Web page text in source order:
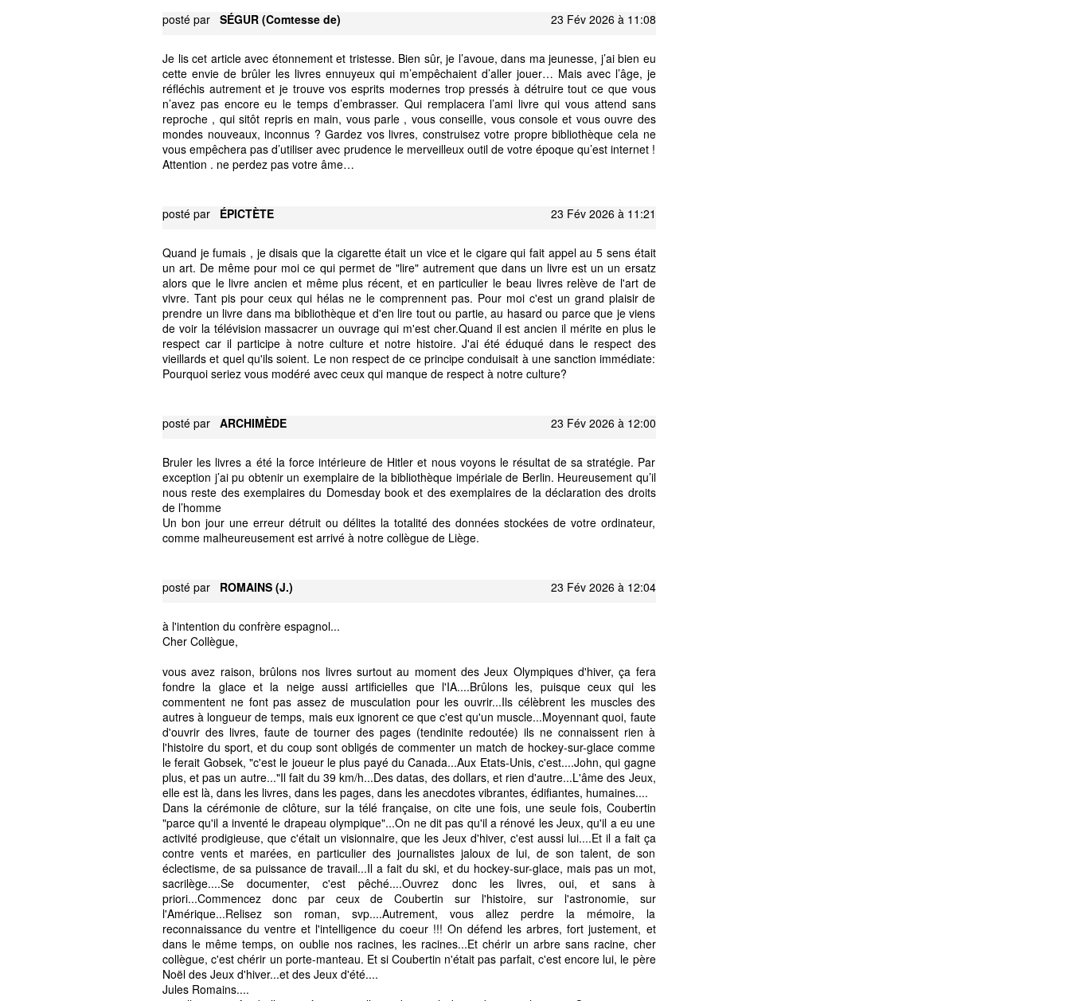
posté par SÉGUR (Comtesse de) 23 Fév 2026 à 11:08
Je lis cet article avec étonnement et tristesse. Bien sûr, je l’avoue, dans ma jeunesse, j’ai bien eu
cette envie de brûler les livres ennuyeux qui m’empêchaient d’aller jouer… Mais avec l’âge, je
réfléchis autrement et je trouve vos esprits modernes trop pressés à détruire tout ce que vous
n’avez pas encore eu le temps d’embrasser. Qui remplacera l’ami livre qui vous attend sans
reproche , qui sitôt repris en main, vous parle , vous conseille, vous console et vous ouvre des
mondes nouveaux, inconnus ? Gardez vos livres, construisez votre propre bibliothèque cela ne
vous empêchera pas d’utiliser avec prudence le merveilleux outil de votre époque qu’est internet !
Attention . ne perdez pas votre âme…
posté par ÉPICTÈTE 23 Fév 2026 à 11:21
Quand je fumais , je disais que la cigarette était un vice et le cigare qui fait appel au 5 sens était
un art. De même pour moi ce qui permet de "lire" autrement que dans un livre est un un ersatz
alors que le livre ancien et même plus récent, et en particulier le beau livres relève de l'art de
vivre. Tant pis pour ceux qui hélas ne le comprennent pas. Pour moi c'est un grand plaisir de
prendre un livre dans ma bibliothèque et d'en lire tout ou partie, au hasard ou parce que je viens
de voir la télévision massacrer un ouvrage qui m'est cher.Quand il est ancien il mérite en plus le
respect car il participe à notre culture et notre histoire. J'ai été éduqué dans le respect des
vieillards et quel qu'ils soient. Le non respect de ce principe conduisait à une sanction immédiate:
Pourquoi seriez vous modéré avec ceux qui manque de respect à notre culture?
posté par ARCHIMÈDE 23 Fév 2026 à 12:00
Bruler les livres a été la force intérieure de Hitler et nous voyons le résultat de sa stratégie. Par
exception j’ai pu obtenir un exemplaire de la bibliothèque impériale de Berlin. Heureusement qu’il
nous reste des exemplaires du Domesday book et des exemplaires de la déclaration des droits
de l’homme
Un bon jour une erreur détruit ou délites la totalité des données stockées de votre ordinateur,
comme malheureusement est arrivé à notre collègue de Liège.
posté par ROMAINS (J.) 23 Fév 2026 à 12:04
à l'intention du confrère espagnol...
Cher Collègue,
vous avez raison, brûlons nos livres surtout au moment des Jeux Olympiques d'hiver, ça fera
fondre la glace et la neige aussi artificielles que l'IA....Brûlons les, puisque ceux qui les
commentent ne font pas assez de musculation pour les ouvrir...Ils célèbrent les muscles des
autres à longueur de temps, mais eux ignorent ce que c'est qu'un muscle...Moyennant quoi, faute
d'ouvrir des livres, faute de tourner des pages (tendinite redoutée) ils ne connaissent rien à
l'histoire du sport, et du coup sont obligés de commenter un match de hockey-sur-glace comme
le ferait Gobsek, "c'est le joueur le plus payé du Canada...Aux Etats-Unis, c'est....John, qui gagne
plus, et pas un autre..."Il fait du 39 km/h...Des datas, des dollars, et rien d'autre...L'âme des Jeux,
elle est là, dans les livres, dans les pages, dans les anecdotes vibrantes, édifiantes, humaines....
Dans la cérémonie de clôture, sur la télé française, on cite une fois, une seule fois, Coubertin
"parce qu'il a inventé le drapeau olympique"...On ne dit pas qu'il a rénové les Jeux, qu'il a eu une
activité prodigieuse, que c'était un visionnaire, que les Jeux d'hiver, c'est aussi lui....Et il a fait ça
contre vents et marées, en particulier des journalistes jaloux de lui, de son talent, de son
éclectisme, de sa puissance de travail...Il a fait du ski, et du hockey-sur-glace, mais pas un mot,
sacrilège....Se documenter, c'est pêché....Ouvrez donc les livres, oui, et sans à
priori...Commencez donc par ceux de Coubertin sur l'histoire, sur l'astronomie, sur
l'Amérique...Relisez son roman, svp....Autrement, vous allez perdre la mémoire, la
reconnaissance du ventre et l'intelligence du coeur !!! On défend les arbres, fort justement, et
dans le même temps, on oublie nos racines, les racines...Et chérir un arbre sans racine, cher
collègue, c'est chérir un porte-manteau. Et si Coubertin n'était pas parfait, c'est encore lui, le père
Noël des Jeux d'hiver...et des Jeux d'été....
Jules Romains....